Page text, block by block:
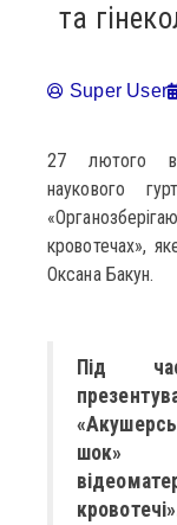
та
Super User
27 лютого
наукового
кровотечах»,
Оксана Бакун.
Під
шок»